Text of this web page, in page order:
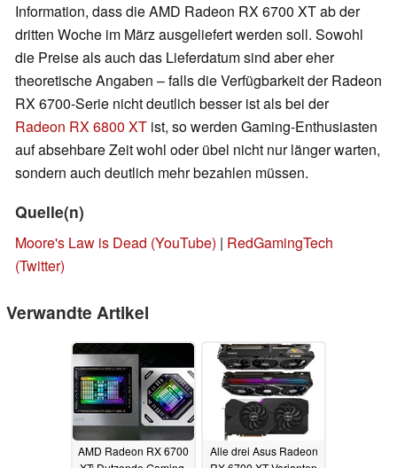
Information, dass die AMD Radeon RX 6700 XT ab der
dritten Woche im März ausgeliefert werden soll. Sowohl
die Preise als auch das Lieferdatum sind aber eher
theoretische Angaben – falls die Verfügbarkeit der Radeon
RX 6700-Serie nicht deutlich besser ist als bei der
Radeon RX 6800 XT ist, so werden Gaming-Enthusiasten
auf absehbare Zeit wohl oder übel nicht nur länger warten,
sondern auch deutlich mehr bezahlen müssen.
Quelle(n)
Moore's Law is Dead (YouTube) | RedGamingTech
(Twitter)
Verwandte Artikel
AMD Radeon RX 6700
Alle drei Asus Radeon